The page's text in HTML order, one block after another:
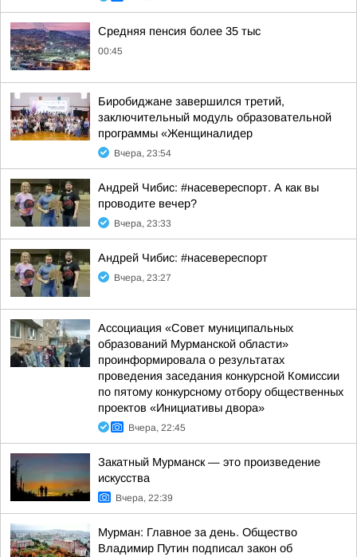
Средняя пенсия более 35 тыс
00:45
Биробиджане завершился третий,
заключительный модуль образовательной
программы «Женщиналидер
Вчера, 23:54
Андрей Чибис: #насевереспорт. А как вы
проводите вечер?
Вчера, 23:33
Андрей Чибис: #насевереспорт
Вчера, 23:27
Ассоциация «Совет муниципальных
образований Мурманской области»
проинформировала о результатах
проведения заседания конкурсной Комиссии
по пятому конкурсному отбору общественных
проектов «Инициативы двора»
Вчера, 22:45
Закатный Мурманск — это произведение
искусства
Вчера, 22:39
Мурман: Главное за день. Общество
Владимир Путин подписал закон об